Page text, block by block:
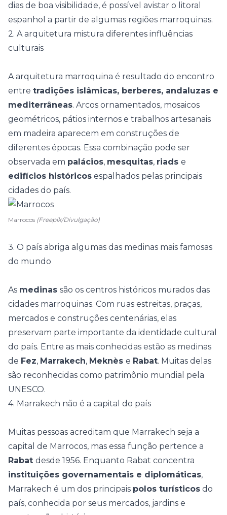
dias de boa visibilidade, é possível avistar o litoral
espanhol a partir de algumas regiões marroquinas.
2. A arquitetura mistura diferentes influências
culturais
A arquitetura marroquina é resultado do encontro
entre tradições islâmicas, berberes, andaluzas e
mediterrâneas. Arcos ornamentados, mosaicos
geométricos, pátios internos e trabalhos artesanais
em madeira aparecem em construções de
diferentes épocas. Essa combinação pode ser
observada em palácios, mesquitas, riads e
edifícios históricos espalhados pelas principais
cidades do país.
Marrocos (Freepik/Divulgação)
3. O país abriga algumas das medinas mais famosas
do mundo
As medinas são os centros históricos murados das
cidades marroquinas. Com ruas estreitas, praças,
mercados e construções centenárias, elas
preservam parte importante da identidade cultural
do país. Entre as mais conhecidas estão as medinas
de Fez, Marrakech, Meknès e Rabat. Muitas delas
são reconhecidas como patrimônio mundial pela
UNESCO.
4. Marrakech não é a capital do país
Muitas pessoas acreditam que Marrakech seja a
capital de Marrocos, mas essa função pertence a
Rabat desde 1956. Enquanto Rabat concentra
instituições governamentais e diplomáticas,
Marrakech é um dos principais polos turísticos do
país, conhecida por seus mercados, jardins e